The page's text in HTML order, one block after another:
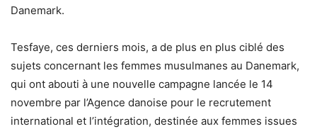
Danemark.
Tesfaye, ces derniers mois, a de plus en plus ciblé des
sujets concernant les femmes musulmanes au Danemark,
qui ont abouti à une nouvelle campagne lancée le 14
novembre par l’Agence danoise pour le recrutement
international et l’intégration, destinée aux femmes issues